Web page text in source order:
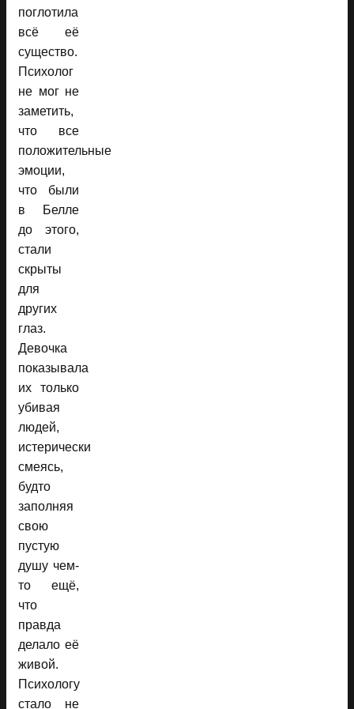
поглотила
всё её
существо.
Психолог
не мог не
заметить,
что все
положительные
эмоции,
что были
в Белле
до этого,
стали
скрыты
для
других
глаз.
Девочка
показывала
их только
убивая
людей,
истерически
смеясь,
будто
заполняя
свою
пустую
душу чем-
то ещё,
что
правда
делало её
живой.
Психологу
стало не